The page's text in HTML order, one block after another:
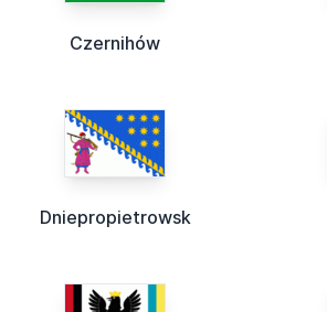
Czernihów
Dniepropietrowsk